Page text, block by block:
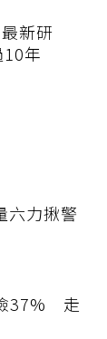
新研
年
六力揪警
37% 走